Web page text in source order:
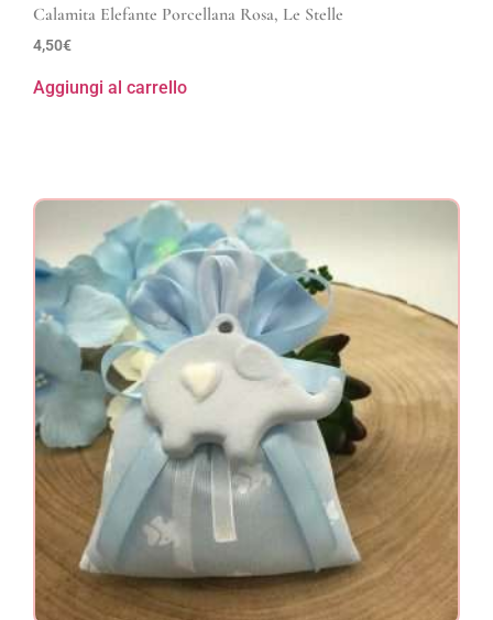
Calamita Elefante Porcellana Rosa, Le Stelle
4,50€
Aggiungi al carrello